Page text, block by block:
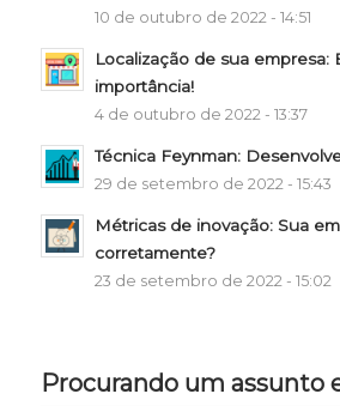
10 de outubro de 2022 - 14:51
Localização de sua empresa:
importância!
4 de outubro de 2022 - 13:37
Técnica Feynman:
29 de setembro de 2022 - 15:43
Métricas de inovação: Sua
corretamente?
23 de setembro de 2022 - 15:02
Procurando um assunto